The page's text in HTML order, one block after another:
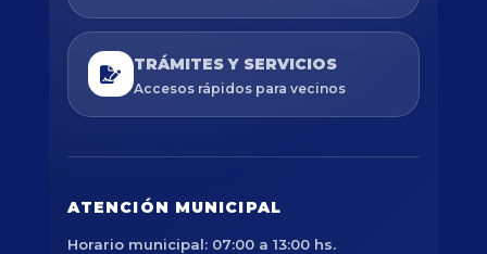
TRÁMITES Y SERVICIOS
Accesos rápidos para vecinos
ATENCIÓN MUNICIPAL
Horario municipal: 07:00 a 13:00 hs.